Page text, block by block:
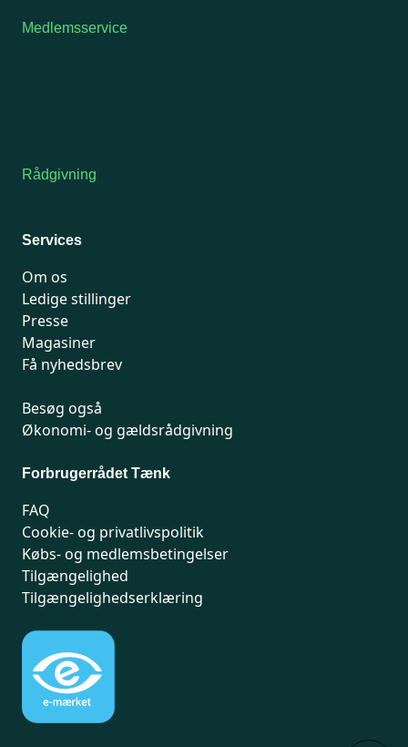
Medlemsservice
Rådgivning
Services
Om os
Ledige stillinger
Presse
Magasiner
Få nyhedsbrev
Besøg også
Økonomi- og gældsrådgivning
Forbrugerrådet Tænk
FAQ
Cookie- og privatlivspolitik
Købs- og medlemsbetingelser
Tilgængelighed
Tilgængelighedserklæring